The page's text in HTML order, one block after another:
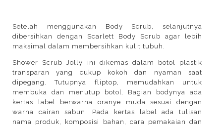
Setelah menggunakan Body Scrub, selanjutnya
dibersihkan dengan Scarlett Body Scrub agar lebih
maksimal dalam membersihkan kulit tubuh.
Shower Scrub Jolly ini dikemas dalam botol plastik
transparan yang cukup kokoh dan nyaman saat
dipegang. Tutupnya fliptop, memudahkan untuk
membuka dan menutup botol. Bagian bodynya ada
kertas label berwarna oranye muda sesuai dengan
warna cairan sabun. Pada kertas label ada tulisan
nama produk, komposisi bahan, cara pemakaian dan